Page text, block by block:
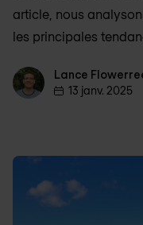
article, nous
les principales
Lance Flowerree
Lance
13 janv. 2025